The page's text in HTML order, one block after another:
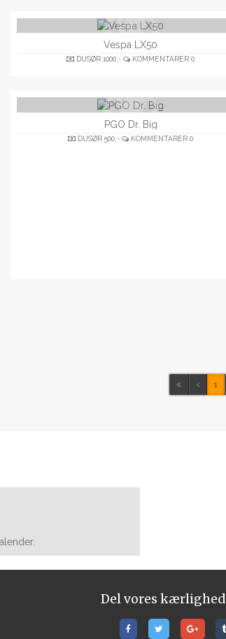
Vespa LX50
DUSØR1000,- KOMMENTARER0
PGO Dr. Big
DUSØR500,- KOMMENTARER0
1
Del vores kærlighed